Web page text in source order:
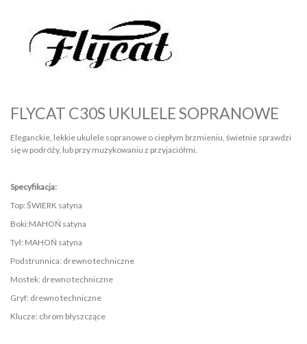
FLYCAT C30S UKULELE SOPRANOWE
Eleganckie, lekkie ukulele sopranowe o ciepłym brzmieniu, świetnie sprawdzi
się w podróży, lub przy muzykowaniu z przyjaciółmi.
Specyfikacja:
Top: ŚWIERK satyna
Boki:MAHOŃ satyna
Tył: MAHOŃ satyna
Podstrunnica: drewno techniczne
Mostek: drewno techniczne
Gryf: drewno techniczne
Klucze: chrom błyszczące